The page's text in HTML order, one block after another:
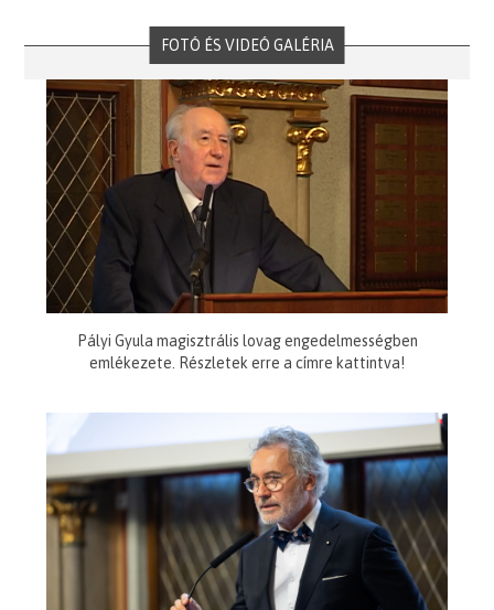
FOTÓ ÉS VIDEÓ GALÉRIA
Pályi Gyula magisztrális lovag engedelmességben
emlékezete. Részletek erre a címre kattintva!